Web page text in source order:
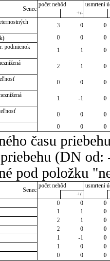
Senec
počet nehôd
usmrtení
+/-
3 0
0
0 0
0
podmienok
1 1
0
2 1
0
0 0
0
1 -1
0
0 0
0
0 0 0
času
priebehu (DN
pod položku
Senec
počet nehôd
usmrtení
+/-
0 0
0
1 1
0
2 1
0
2 0
0
1 -1
0
1 0
0
0 0 0